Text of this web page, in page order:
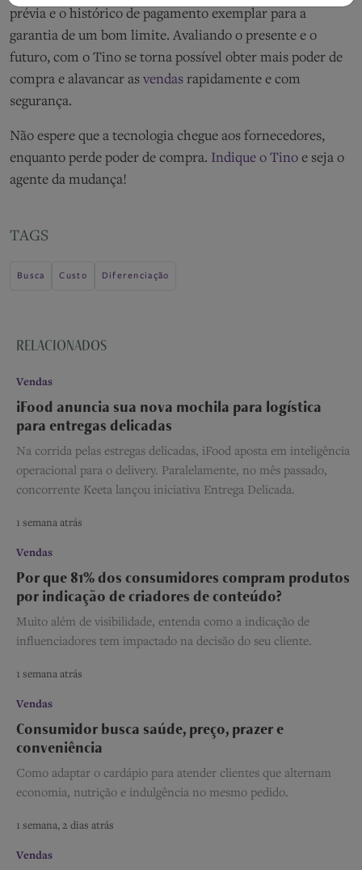
prévia e o histórico de pagamento exemplar para a
garantia de um bom limite. Avaliando o presente e o
futuro, com o Tino se torna possível obter mais poder de
compra e alavancar as vendas rapidamente e com
segurança.
Não espere que a tecnologia chegue aos fornecedores,
enquanto perde poder de compra. Indique o Tino e seja o
agente da mudança!
TAGS
Busca Custo Diferenciação
RELACIONADOS
Vendas
iFood anuncia sua nova mochila para logística
para entregas delicadas
Na corrida pelas estregas delicadas, iFood aposta em inteligência
operacional para o delivery. Paralelamente, no mês passado,
concorrente Keeta lançou iniciativa Entrega Delicada.
1 semana atrás
Vendas
Por que 81% dos consumidores compram produtos
por indicação de criadores de conteúdo?
Muito além de visibilidade, entenda como a indicação de
influenciadores tem impactado na decisão do seu cliente.
1 semana atrás
Vendas
Consumidor busca saúde, preço, prazer e
conveniência
Como adaptar o cardápio para atender clientes que alternam
economia, nutrição e indulgência no mesmo pedido.
1 semana, 2 dias atrás
Vendas